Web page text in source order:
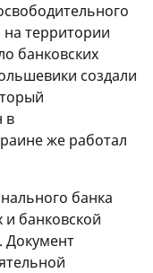
на территории
банковских
создали
в
же работал
банка
и банковской
Документ